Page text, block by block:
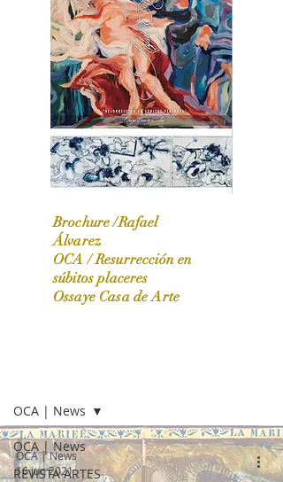
OCA|News 31 / Marzo-Abril / 2024
Brochure /Rafael
Álvarez
OCA /Resurrección en
súbitos placeres
Ossaye Casa de Arte
OCA | News
REVISTA ARTES
OCA | News
OCA | News
16 jun 2021